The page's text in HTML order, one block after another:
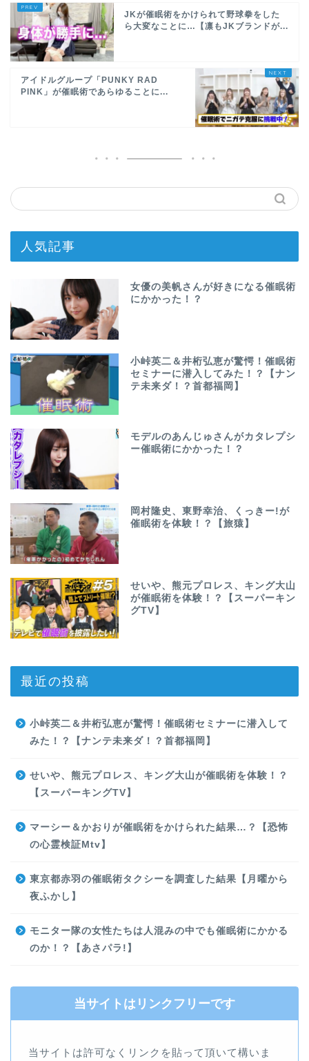
JKが催眠術をかけられて野球拳をした
ら大変なことに…【凛もJKブランドが...
アイドルグループ「PUNKY RAD
PINK」が催眠術であらゆることに...
人気記事
女優の美帆さんが好きになる催眠術
にかかった！？
小峠英二＆井桁弘恵が驚愕！催眠術
セミナーに潜入してみた！？【ナン
テ未来ダ！？首都福岡】
モデルのあんじゅさんがカタレプシ
ー催眠術にかかった！？
岡村隆史、東野幸治、くっきー!が
催眠術を体験！？【旅猿】
せいや、熊元プロレス、キング大山
が催眠術を体験！？【スーパーキン
グTV】
最近の投稿
小峠英二＆井桁弘恵が驚愕！催眠術セミナーに潜入して
みた！？【ナンテ未来ダ！？首都福岡】
せいや、熊元プロレス、キング大山が催眠術を体験！？
【スーパーキングTV】
マーシー＆かおりが催眠術をかけられた結果…？【恐怖
の心霊検証Mtv】
東京都赤羽の催眠術タクシーを調査した結果【月曜から
夜ふかし】
モニター隊の女性たちは人混みの中でも催眠術にかかる
のか！？【あさパラ!】
当サイトはリンクフリーです
当サイトは許可なくリンクを貼って頂いて構いま